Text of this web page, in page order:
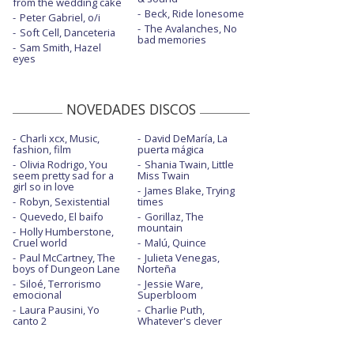
Peter Gabriel, o/i
Soft Cell, Danceteria
Sam Smith, Hazel
eyes
Beck, Ride lonesome
The Avalanches, No
bad memories
NOVEDADES DISCOS
Charli xcx, Music,
fashion, film
Olivia Rodrigo, You
seem pretty sad for a
girl so in love
Robyn, Sexistential
Quevedo, El baifo
Holly Humberstone,
Cruel world
Paul McCartney, The
boys of Dungeon Lane
Siloé, Terrorismo
emocional
Laura Pausini, Yo
canto 2
David DeMaría, La
puerta mágica
Shania Twain, Little
Miss Twain
James Blake, Trying
times
Gorillaz, The
mountain
Malú, Quince
Julieta Venegas,
Norteña
Jessie Ware,
Superbloom
Charlie Puth,
Whatever's clever